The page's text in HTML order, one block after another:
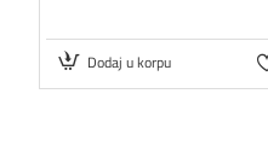
Dodaj u korpu